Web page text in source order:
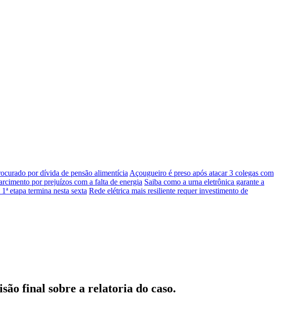
por dívida de pensão alimentícia Açougueiro é preso após atacar 3 colegas com
por prejuízos com a falta de energia Saiba como a urna eletrônica garante a
etapa termina nesta sexta Rede elétrica mais resiliente requer investimento de
final sobre a relatoria do caso.